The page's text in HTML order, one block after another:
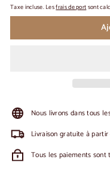
Taxe incluse. Lesfrais de portsont
Nous livrons dans tous
Livraison gratuite à
Tous les paiements